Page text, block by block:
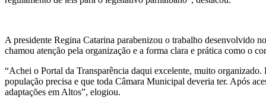
A presidente Regina Catarina parabenizou o trabalho desenvolvido
chamou atenção pela organização e a forma clara e prática como o
“Achei o Portal da Transparência daqui excelente, muito
população precisa e que toda Câmara Municipal deveria ter. Após
adaptações em Altos”, elogiou.